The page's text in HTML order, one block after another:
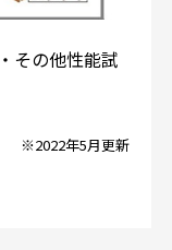
その他性能試
※2022年5月更新